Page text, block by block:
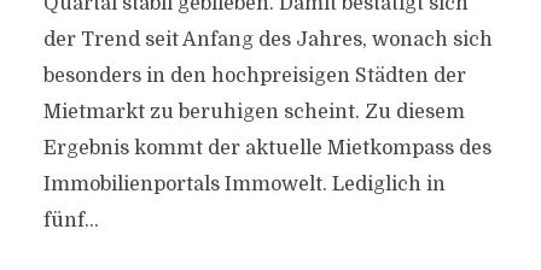
der Trend seit Anfang des Jahres, wonach sich
besonders in den hochpreisigen Städten der
Mietmarkt zu beruhigen scheint. Zu diesem
Ergebnis kommt der aktuelle Mietkompass des
Immobilienportals Immowelt. Lediglich in
fünf...